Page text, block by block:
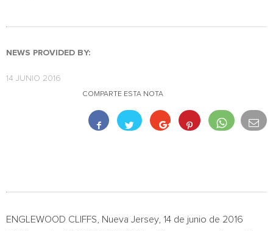
NEWS PROVIDED BY:
14 JUNIO 2016
COMPARTE ESTA NOTA
ENGLEWOOD CLIFFS Nueva Jersey, 14 de junio de 2016